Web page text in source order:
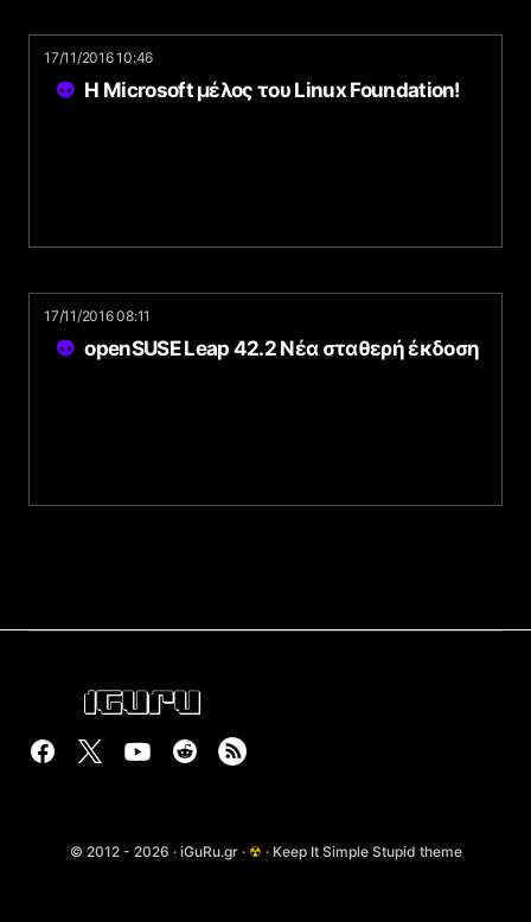
17/11/2016 10:46
Η Microsoft μέλος του Linux Foundation!
17/11/2016 08:11
openSUSE Leap 42.2 Νέα σταθερή έκδοση
© 2012 - 2026 · iGuRu.gr · ☢ · Keep It Simple Stupid theme